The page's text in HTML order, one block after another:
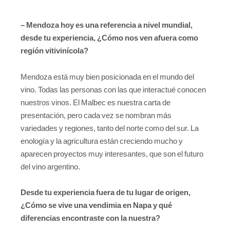
– Mendoza hoy es una referencia a nivel mundial,
desde tu experiencia, ¿Cómo nos ven afuera como
región vitivinícola?
Mendoza está muy bien posicionada en el mundo del
vino. Todas las personas con las que interactué conocen
nuestros vinos. El Malbec es nuestra carta de
presentación, pero cada vez se nombran más
variedades y regiones, tanto del norte como del sur. La
enología y la agricultura están creciendo mucho y
aparecen proyectos muy interesantes, que son el futuro
del vino argentino.
Desde tu experiencia fuera de tu lugar de origen,
¿Cómo se vive una vendimia en Napa y qué
diferencias encontraste con la nuestra?